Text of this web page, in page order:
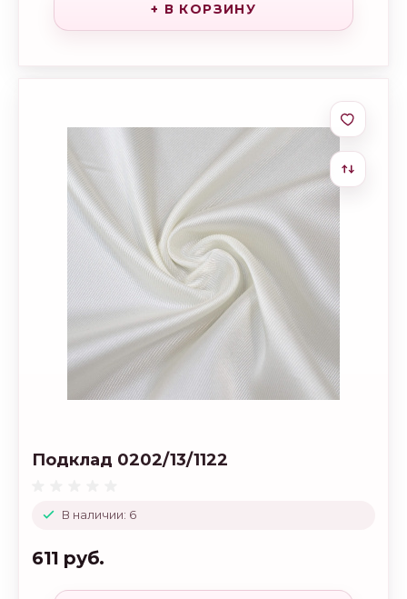
+ В КОРЗИНУ
В наличии: 6
Подклад 0202/13/1122
611 руб.